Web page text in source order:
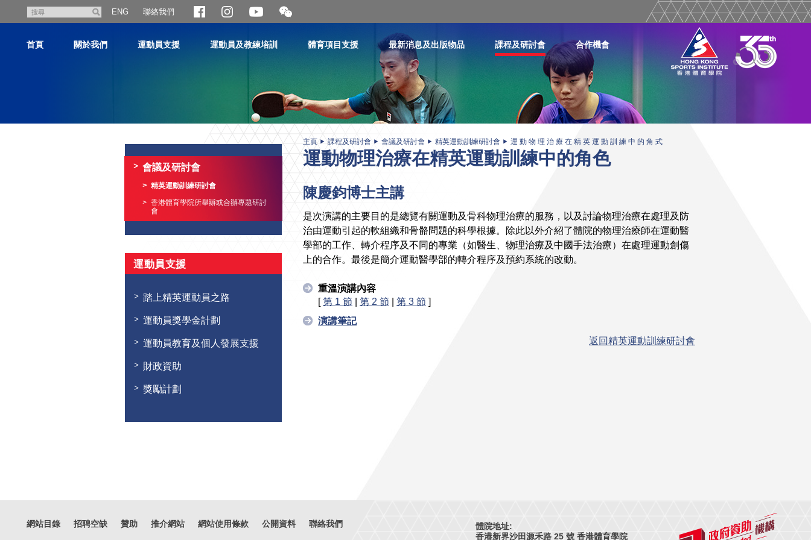
尋
ENG 聯絡我們
開
合
首頁 關於我們 運動員支援 運動員及教練培訓 體育項目支援 最新消息及出版物品 課程及研討會 合作機會
會議及研討會
精英運動訓練研討會
香港體育學院所舉辦或合辦專題研討
會
運動員支援
踏上精英運動員之路
運動員獎學金計劃
運動員教育及個人發展支援
財政資助
獎勵計劃
主頁 課程及研討會 會議及研討會 精英運動訓練研討會 運 動 物 理 治 療 在 精 英 運 動 訓 練 中 的 角 式
運動物理治療在精英運動訓練中的角色
陳慶鈞博士主講
是次演講的主要目的是總覽有關運動及骨科物理治療的服務，以及討論物理治療在處理及防
治由運動引起的軟組織和骨骼問題的科學根據。除此以外介紹了體院的物理治療師在運動醫
學部的工作、轉介程序及不同的專業（如醫生、物理治療及中國手法治療）在處理運動創傷
上的合作。最後是簡介運動醫學部的轉介程序及預約系統的改動。
重溫演講內容
[第 1 節 | 第 2 節 | 第 3 節 ]
演講筆記
返回精英運動訓練研討會
體院地址:
香港新界沙田源禾路 25 號 香港體育學院
網站目錄 招聘空缺 贊助 推介網站 網站使用條款 公開資料 聯絡我們